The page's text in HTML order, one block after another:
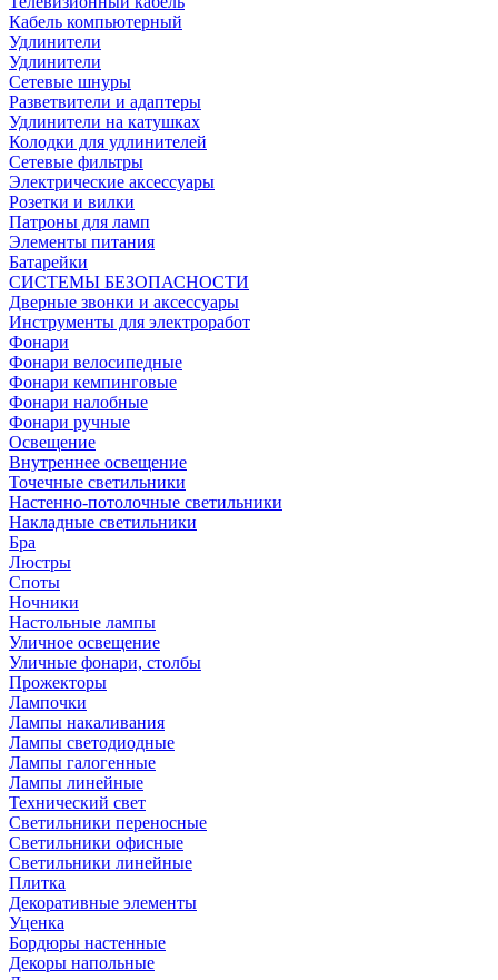
Кабель компьютерный
Удлинители
Удлинители
Сетевые шнуры
Разветвители и адаптеры
Удлинители на катушках
Колодки для удлинителей
Сетевые фильтры
Электрические аксессуары
Розетки и вилки
Патроны для ламп
Элементы питания
Батарейки
СИСТЕМЫ БЕЗОПАСНОСТИ
Дверные звонки и аксессуары
Инструменты для электроработ
Фонари
Фонари велосипедные
Фонари кемпинговые
Фонари налобные
Фонари ручные
Освещение
Внутреннее освещение
Точечные светильники
Настенно-потолочные светильники
Накладные светильники
Бра
Люстры
Споты
Ночники
Настольные лампы
Уличное освещение
Уличные фонари, столбы
Прожекторы
Лампочки
Лампы накаливания
Лампы светодиодные
Лампы галогенные
Лампы линейные
Технический свет
Светильники переносные
Светильники офисные
Светильники линейные
Плитка
Декоративные элементы
Уценка
Бордюры настенные
Декоры напольные